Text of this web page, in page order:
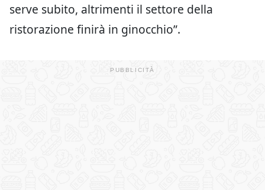
serve subito, altrimenti il settore della
ristorazione finirà in ginocchio”.